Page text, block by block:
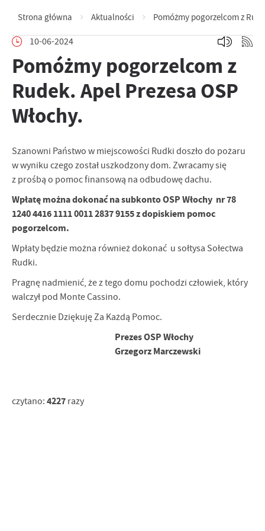
Strona główna Aktualności Pomóżmy pogorzelcom z
10-06-2024
Pomóżmy pogorzelcom z
Rudek. Apel Prezesa OSP
Włochy.
Szanowni Państwo w miejscowości Rudki doszło do pożaru
w wyniku czego został uszkodzony dom. Zwracamy się
z prośbą o pomoc finansową na odbudowę dachu.
Wpłatę można dokonać na subkonto OSP Włochy nr 78
1240 4416 1111 0011 2837 9155 z dopiskiem pomoc
pogorzelcom.
Wpłaty będzie można również dokonać u sołtysa Sołectwa
Rudki.
Pragnę nadmienić, że z tego domu pochodzi człowiek, który
walczył pod Monte Cassino.
Serdecznie Dziękuję Za Każdą Pomoc.
Prezes OSP Włochy
Grzegorz Marczewski
czytano: 4227 razy